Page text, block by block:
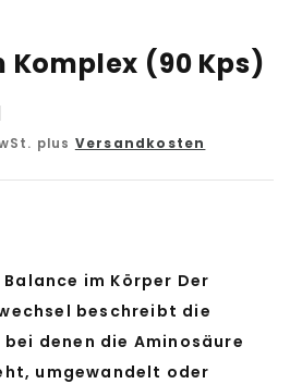
Komplex (90 Kps)
plus Versandkosten
im Körper Der
beschreibt die
denen die Aminosäure
umgewandelt oder